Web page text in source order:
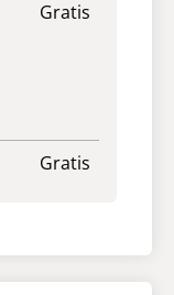
Gratis
Gratis